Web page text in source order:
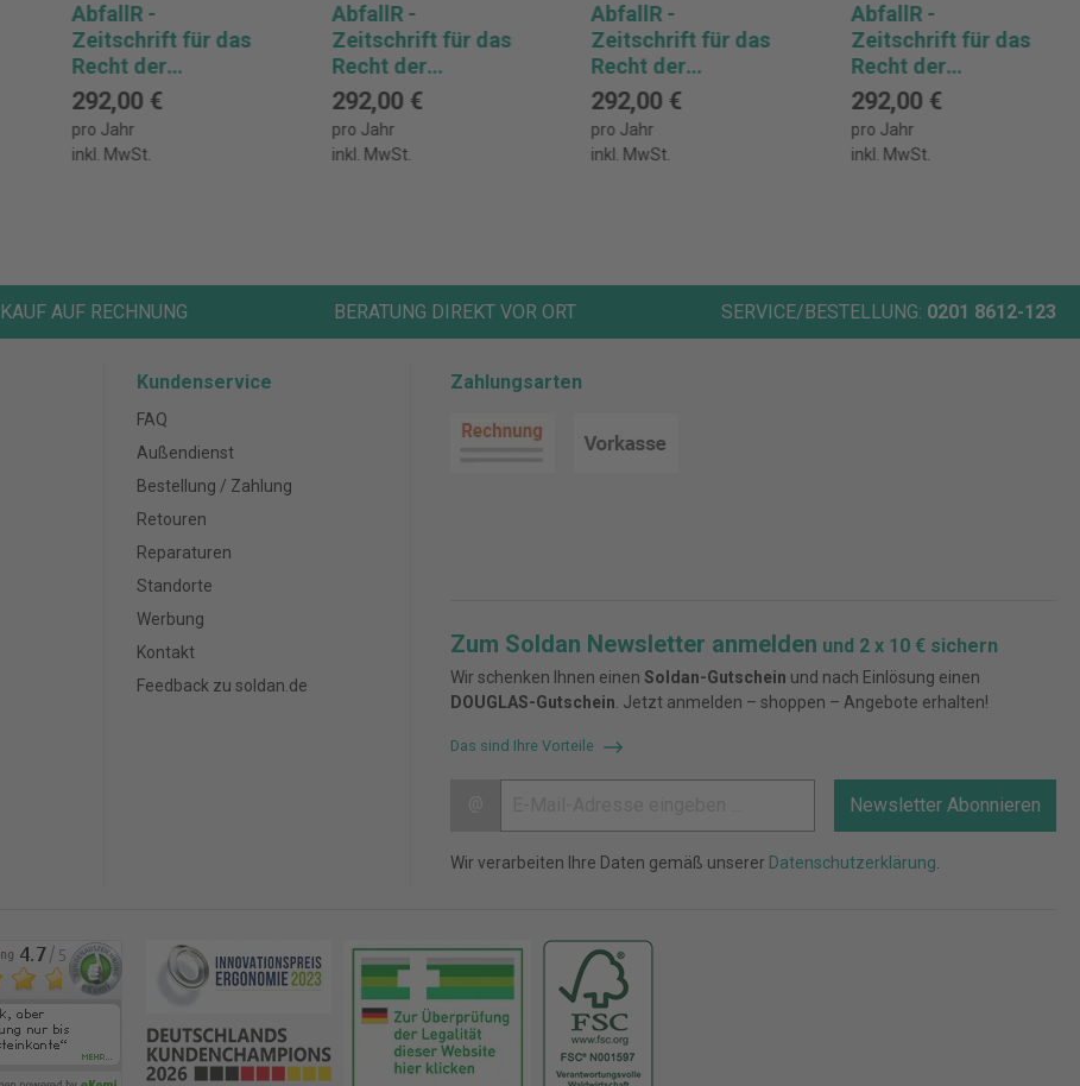
AbfallR -
Zeitschrift für das
Recht der
Abfallwirtschaft
Abonnement
292,00 €
pro Jahr
inkl. MwSt.
AbfallR -
Zeitschrift für das
Recht der
Abfallwirtschaft
Abonnement
292,00 €
pro Jahr
inkl. MwSt.
AbfallR -
Zeitschrift für das
Recht der
Abfallwirtschaft
Abonnement
292,00 €
pro Jahr
inkl. MwSt.
AbfallR -
Zeitschrift für das
Recht der
Abfallwirtschaft
Abonnement
292,00 €
pro Jahr
inkl. MwSt.
KAUF AUF RECHNUNG BERATUNG DIREKT VOR ORT SERVICE/BESTELLUNG: 0201 8612-123
Kundenservice
FAQ
Außendienst
Bestellung / Zahlung
Retouren
Reparaturen
Standorte
Werbung
Kontakt
Feedback zu soldan.de
Zahlungsarten
Zum Soldan Newsletter anmelden und 2 x 10 € sichern
Wir schenken Ihnen einen Soldan-Gutschein und nach Einlösung einen
DOUGLAS-Gutschein . Jetzt anmelden – shoppen – Angebote erhalten!
Das sind Ihre Vorteile
Newsletter Abonnieren
Wir verarbeiten Ihre Daten gemäß unserer Datenschutzerklärung